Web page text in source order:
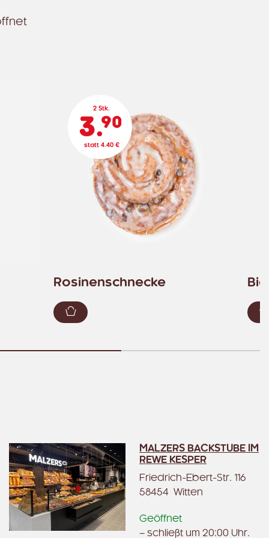
2 Stk.
3.90
statt 4.40 €
Rosinenschnecke
Zum Warenkorb hinzufügen
MALZERS BACKSTUBE IM
REWE KESPER
Friedrich-Ebert-Str. 116
58454 Witten
Geöffnet
– schließt um 20:00 Uhr.